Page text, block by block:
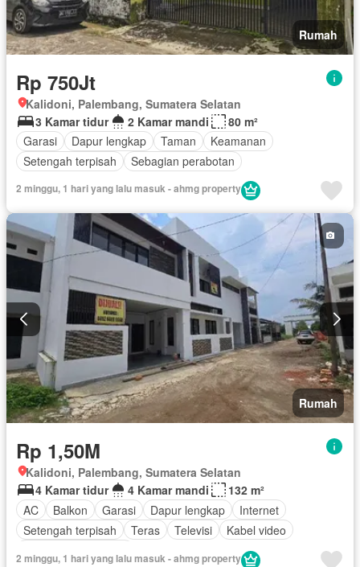
Rumah
Rp 750Jt
Kalidoni, Palembang, Sumatera Selatan
3 Kamar tidur
2 Kamar mandi
80 m²
Garasi
Dapur lengkap Taman
Keamanan
Setengah terpisah
Sebagian perabotan
2 minggu, 1 hari yang lalu masuk - ahmg property
Rumah
Rp 1,50M
Kalidoni, Palembang, Sumatera Selatan
4 Kamar tidur
4 Kamar mandi
132 m²
AC
Balkon Garasi Dapur lengkap
Internet
Setengah terpisah
Teras Televisi
Kabel video
2 minggu, 1 hari yang lalu masuk - ahmg property